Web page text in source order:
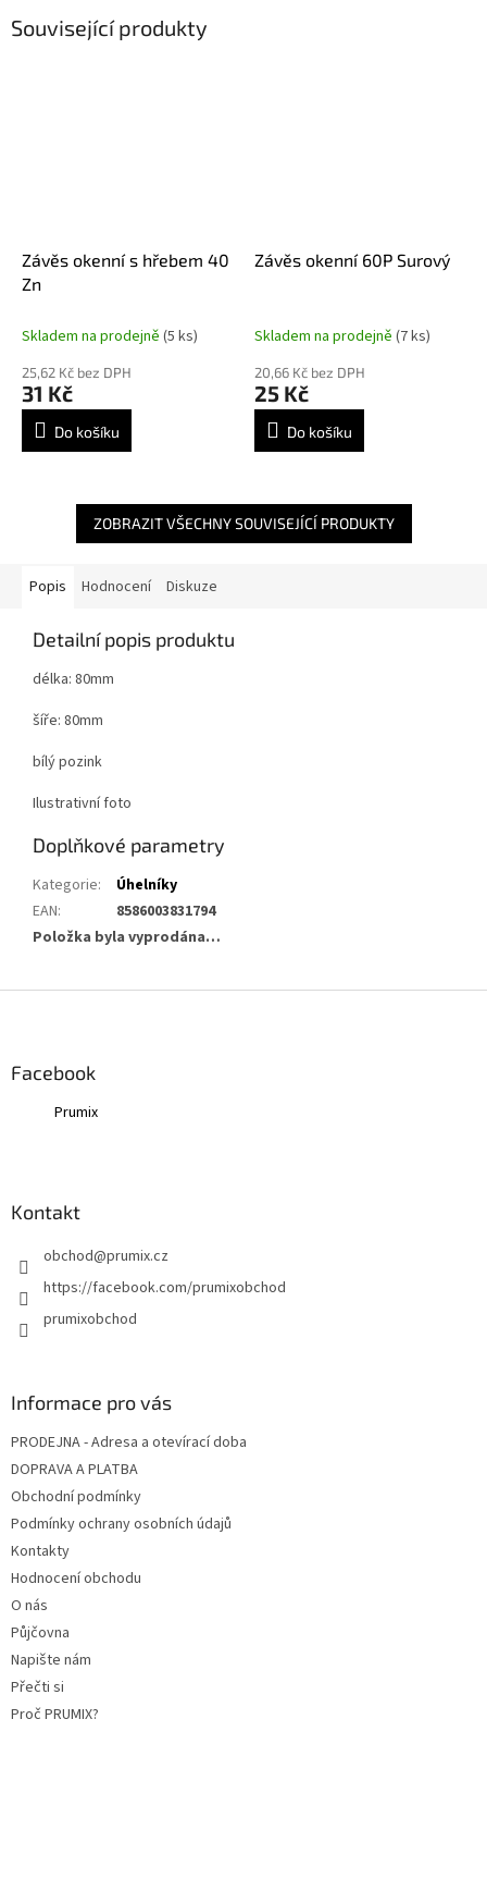
Související produkty
Závěs okenní s hřebem 40
Zn
Skladem na prodejně (5 ks)
25,62 Kč bez DPH
31 Kč
Do košíku
Závěs okenní 60P Surový
Skladem na prodejně (7 ks)
20,66 Kč bez DPH
25 Kč
Do košíku
ZOBRAZIT VŠECHNY SOUVISEJÍCÍ PRODUKTY
Popis Hodnocení Diskuze
Detailní popis produktu
délka: 80mm
šíře: 80mm
bílý pozink
Ilustrativní foto
Doplňkové parametry
Kategorie:
Úhelníky
EAN:
8586003831794
Položka byla vyprodána…
Facebook
Prumix
Kontakt
obchod@prumix.cz
https://facebook.com/prumixobchod
prumixobchod
Informace pro vás
PRODEJNA - Adresa a otevírací doba
DOPRAVA A PLATBA
Obchodní podmínky
Podmínky ochrany osobních údajů
Kontakty
Hodnocení obchodu
O nás
Půjčovna
Napište nám
Přečti si
Proč PRUMIX?